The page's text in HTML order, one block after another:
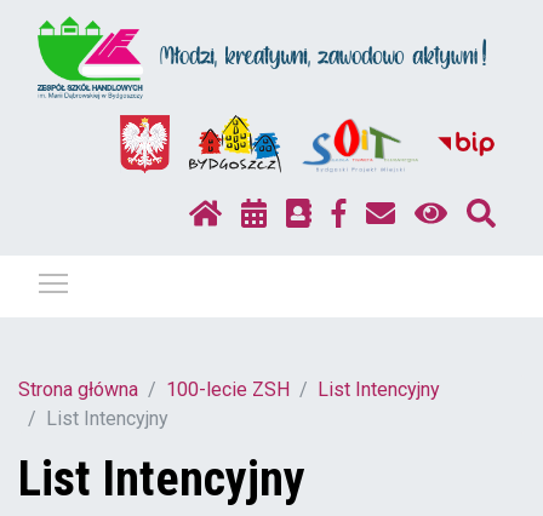
Strona główna 100-lecie ZSH
List Intencyjny
List Intencyjny
List Intencyjny